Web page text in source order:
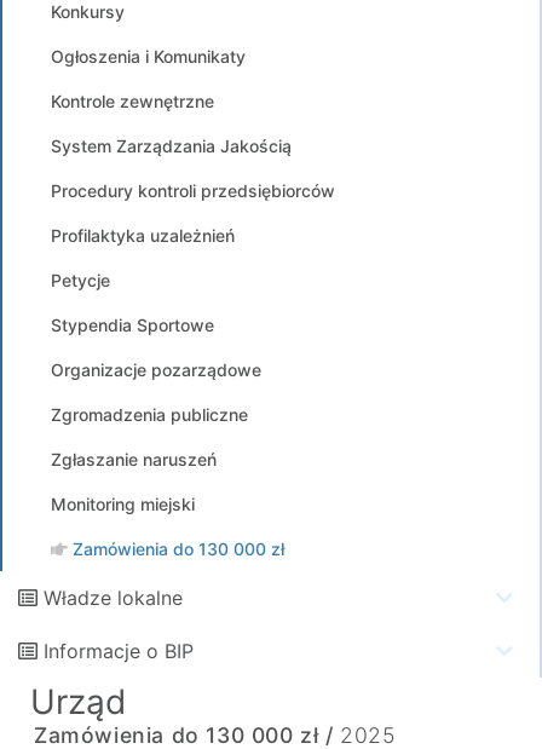
Konkursy
Ogłoszenia i Komunikaty
Kontrole zewnętrzne
System Zarządzania Jakością
Procedury kontroli przedsiębiorców
Profilaktyka uzależnień
Petycje
Stypendia Sportowe
Organizacje pozarządowe
Zgromadzenia publiczne
Zgłaszanie naruszeń
Monitoring miejski
Zamówienia do 130 000 zł
Władze lokalne
Informacje o BIP
Urząd
Zamówienia do 130 000 zł / 2025